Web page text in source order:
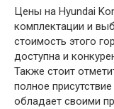
Цены на Hyundai
комплектации и
стоимость этого
доступна и
Также стоит
полное
обладает своими